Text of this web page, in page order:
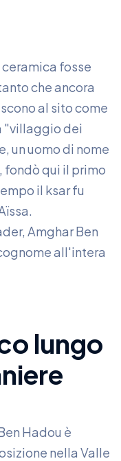
fosse
che ancora
al sito come
"villaggio dei
un uomo di nome
fondò qui il primo
il ksar fu
Amghar Ben
all'intera
lungo
Hadou è
nella Valle